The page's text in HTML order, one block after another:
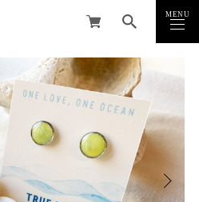
MENU
CLOSE